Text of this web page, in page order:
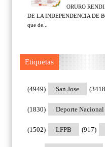
ORURO
DE LA INDEPENDENCIA DE
que de...
Etiquetas
San Jose
(4949)
Deporte Nacional
(1830)
LFPB
(1502) (917)